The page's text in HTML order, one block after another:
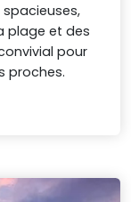
plage et des
pour
proches.